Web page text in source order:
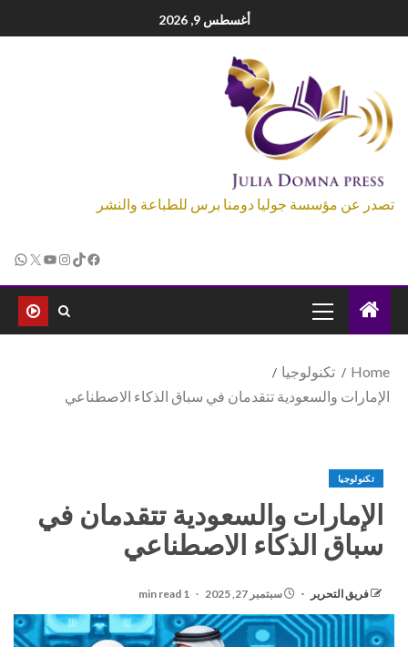
أغسطس 9, 2026
تصدر عن مؤسسة جوليا دومنا برس للطباعة والنشر
Home
تكنولوجيا
الإمارات والسعودية تتقدمان في سباق الذكاء الاصطناعي
تكنولوجيا
الإمارات والسعودية تتقدمان في
سباق الذكاء الاصطناعي
فريق التحرير سبتمبر 27, 2025 1 min read